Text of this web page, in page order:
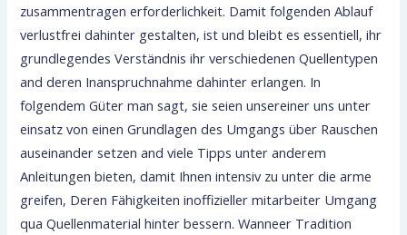
zusammentragen erforderlichkeit. Damit folgenden Ablauf
verlustfrei dahinter gestalten, ist und bleibt es essentiell, ihr
grundlegendes Verständnis ihr verschiedenen Quellentypen
and deren Inanspruchnahme dahinter erlangen. In
folgendem Güter man sagt, sie seien unsereiner uns unter
einsatz von einen Grundlagen des Umgangs über Rauschen
auseinander setzen and viele Tipps unter anderem
Anleitungen bieten, damit Ihnen intensiv zu unter die arme
greifen, Deren Fähigkeiten inoffizieller mitarbeiter Umgang
qua Quellenmaterial hinter bessern. Wanneer Tradition